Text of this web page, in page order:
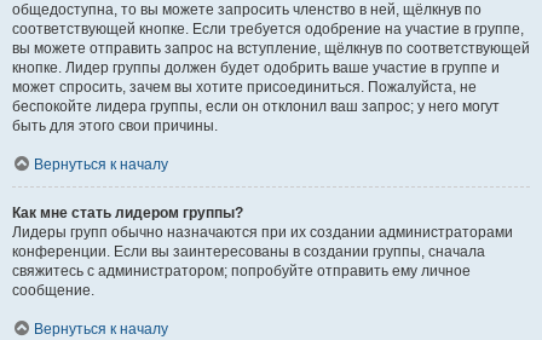
общедоступна, то вы можете запросить членство в ней, щёлкнув по
соответствующей кнопке. Если требуется одобрение на участие в группе,
вы можете отправить запрос на вступление, щёлкнув по соответствующей
кнопке. Лидер группы должен будет одобрить ваше участие в группе и
может спросить, зачем вы хотите присоединиться. Пожалуйста, не
беспокойте лидера группы, если он отклонил ваш запрос; у него могут
быть для этого свои причины.
Вернуться к началу
Как мне стать лидером группы?
Лидеры групп обычно назначаются при их создании администраторами
конференции. Если вы заинтересованы в создании группы, сначала
свяжитесь с администратором; попробуйте отправить ему личное
сообщение.
Вернуться к началу